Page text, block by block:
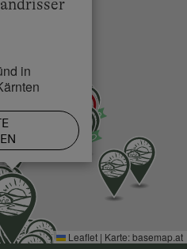
in
Leaflet | Karte:basemap.at